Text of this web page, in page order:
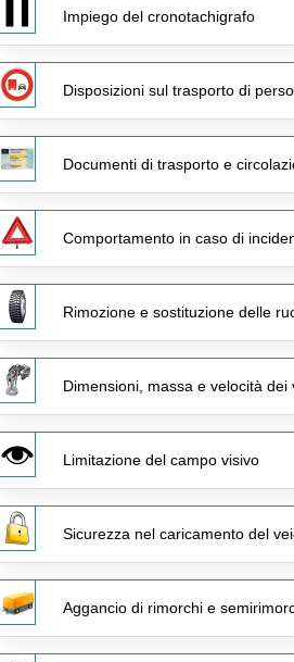
Impiego del cronotachigrafo
Disposizioni sul trasporto di
Documenti di trasporto e
Comportamento in caso di
Rimozione e sostituzione delle
Dimensioni, massa e velocità dei
Limitazione del campo visivo
Sicurezza nel caricamento del
Aggancio di rimorchi e